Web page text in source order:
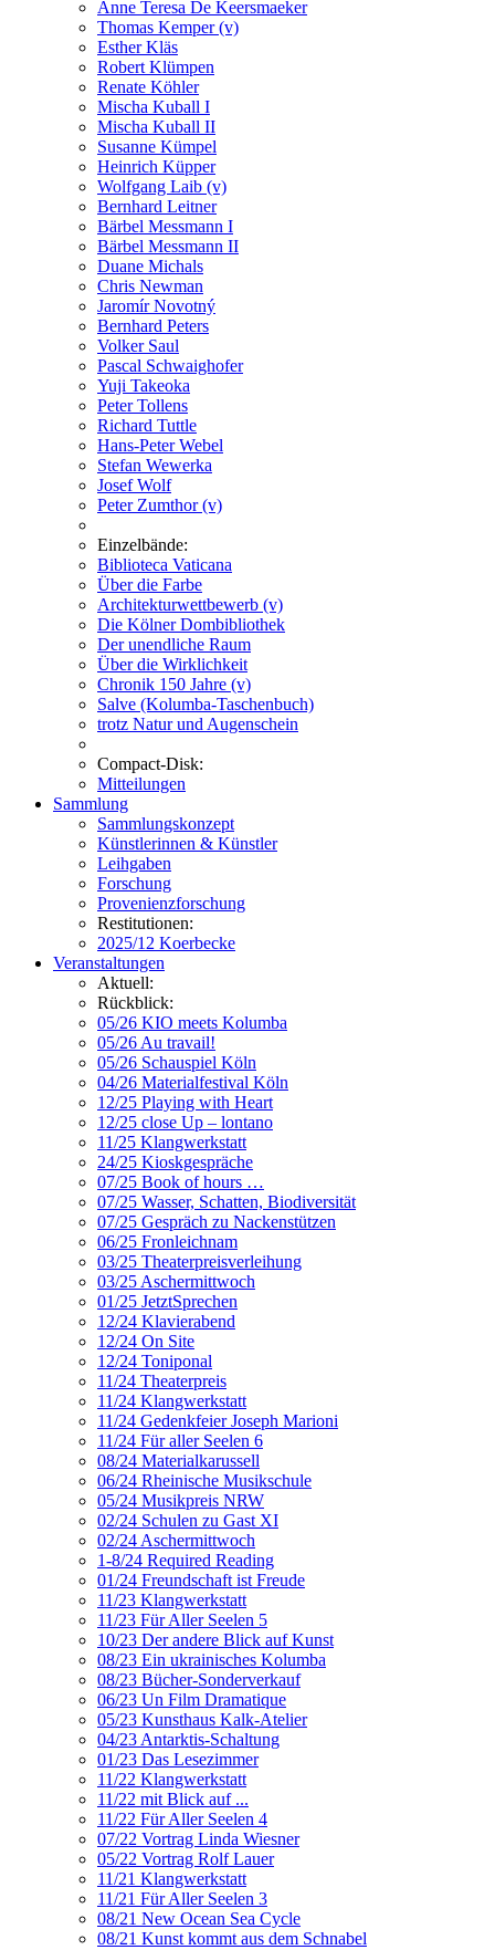
Anne Teresa De Keersmaeker
Thomas Kemper (v)
Esther Kläs
Robert Klümpen
Renate Köhler
Mischa Kuball I
Mischa Kuball II
Susanne Kümpel
Heinrich Küpper
Wolfgang Laib (v)
Bernhard Leitner
Bärbel Messmann I
Bärbel Messmann II
Duane Michals
Chris Newman
Jaromír Novotný
Bernhard Peters
Volker Saul
Pascal Schwaighofer
Yuji Takeoka
Peter Tollens
Richard Tuttle
Hans-Peter Webel
Stefan Wewerka
Josef Wolf
Peter Zumthor (v)
Einzelbände:
Biblioteca Vaticana
Über die Farbe
Architekturwettbewerb (v)
Die Kölner Dombibliothek
Der unendliche Raum
Über die Wirklichkeit
Chronik 150 Jahre (v)
Salve (Kolumba-Taschenbuch)
trotz Natur und Augenschein
Compact-Disk:
Mitteilungen
Sammlung
Sammlungskonzept
Künstlerinnen & Künstler
Leihgaben
Forschung
Provenienzforschung
Restitutionen:
2025/12 Koerbecke
Veranstaltungen
Aktuell:
Rückblick:
05/26 KIO meets Kolumba
05/26 Au travail!
05/26 Schauspiel Köln
04/26 Materialfestival Köln
12/25 Playing with Heart
12/25 close Up – lontano
11/25 Klangwerkstatt
24/25 Kioskgespräche
07/25 Book of hours …
07/25 Wasser, Schatten, Biodiversität
07/25 Gespräch zu Nackenstützen
06/25 Fronleichnam
03/25 Theaterpreisverleihung
03/25 Aschermittwoch
01/25 JetztSprechen
12/24 Klavierabend
12/24 On Site
12/24 Toniponal
11/24 Theaterpreis
11/24 Klangwerkstatt
11/24 Gedenkfeier Joseph Marioni
11/24 Für aller Seelen 6
08/24 Materialkarussell
06/24 Rheinische Musikschule
05/24 Musikpreis NRW
02/24 Schulen zu Gast XI
02/24 Aschermittwoch
1-8/24 Required Reading
01/24 Freundschaft ist Freude
11/23 Klangwerkstatt
11/23 Für Aller Seelen 5
10/23 Der andere Blick auf Kunst
08/23 Ein ukrainisches Kolumba
08/23 Bücher-Sonderverkauf
06/23 Un Film Dramatique
05/23 Kunsthaus Kalk-Atelier
04/23 Antarktis-Schaltung
01/23 Das Lesezimmer
11/22 Klangwerkstatt
11/22 mit Blick auf ...
11/22 Für Aller Seelen 4
07/22 Vortrag Linda Wiesner
05/22 Vortrag Rolf Lauer
11/21 Klangwerkstatt
11/21 Für Aller Seelen 3
08/21 New Ocean Sea Cycle
08/21 Kunst kommt aus dem Schnabel